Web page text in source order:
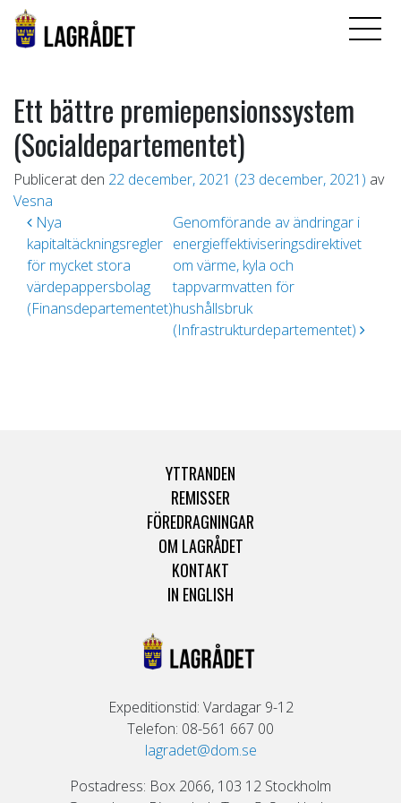
Ett bättre premiepensionssystem
(Socialdepartementet)
Publicerat den 22 december, 2021 (23 december, 2021) av
Vesna
Inläggsnavigering
Nya
kapitaltäckningsregler
för mycket stora
värdepappersbolag
(Finansdepartementet)
Genomförande av ändringar i
energieffektiviseringsdirektivet
om värme, kyla och
tappvarmvatten för
hushållsbruk
(Infrastrukturdepartementet)
YTTRANDEN
REMISSER
FÖREDRAGNINGAR
OM LAGRÅDET
KONTAKT
IN ENGLISH
Expeditionstid: Vardagar 9-12
Telefon: 08-561 667 00
lagradet@dom.se
Postadress: Box 2066, 103 12 Stockholm